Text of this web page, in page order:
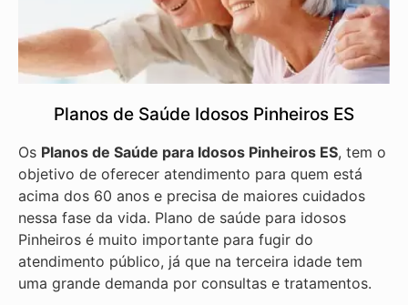
Planos de Saúde Idosos Pinheiros ES
Os Planos de Saúde para Idosos Pinheiros ES, tem o
objetivo de oferecer atendimento para quem está
acima dos 60 anos e precisa de maiores cuidados
nessa fase da vida. Plano de saúde para idosos
Pinheiros é muito importante para fugir do
atendimento público, já que na terceira idade tem
uma grande demanda por consultas e tratamentos.